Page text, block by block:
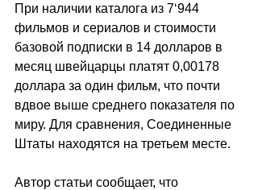
При наличии каталога из 7‘944
фильмов и сериалов и стоимости
базовой подписки в 14 долларов в
месяц швейцарцы платят 0,00178
доллара за один фильм, что почти
вдвое выше среднего показателя по
миру. Для сравнения, Соединенные
Штаты находятся на третьем месте.
Автор статьи сообщает, что